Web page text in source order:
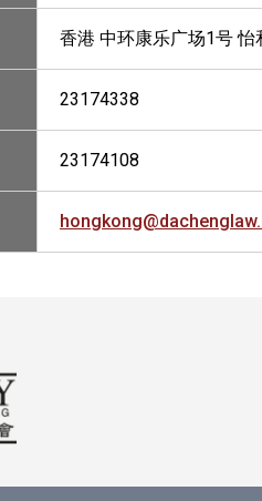
香港 中环康乐广场1号 怡
23174338
23174108